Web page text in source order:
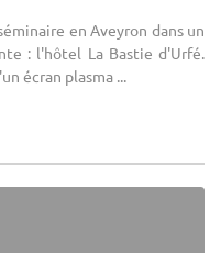
en Aveyron dans un
: l'hôtel La Bastie d'Urfé.
écran plasma ...